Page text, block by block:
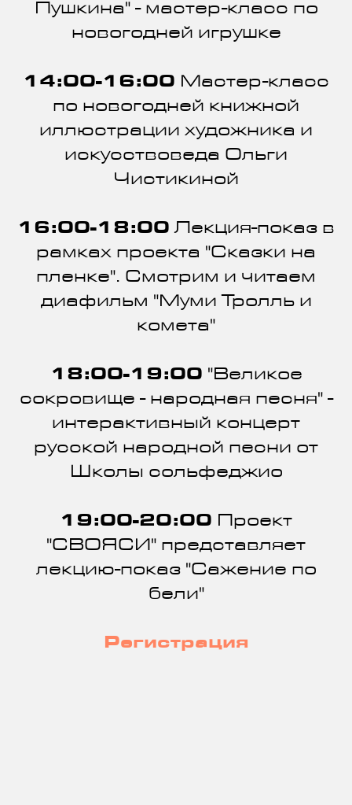
Пушкина" - мастер-класс по
новогодней игрушке
14:00-16:00 Мастер-класс
по новогодней книжной
иллюстрации художника и
искусствоведа Ольги
Чистикиной
16:00-18:00 Лекция-показ в
рамках проекта "Сказки на
пленке". Смотрим и читаем
диафильм "Муми Тролль и
комета"
18:00-19:00 "Великое
сокровище - народная песня" -
интерактивный концерт
русской народной песни от
Школы сольфеджио
19:00-20:00 Проект
"СВОЯСИ" представляет
лекцию-показ "Сажение по
бели"
Регистрация